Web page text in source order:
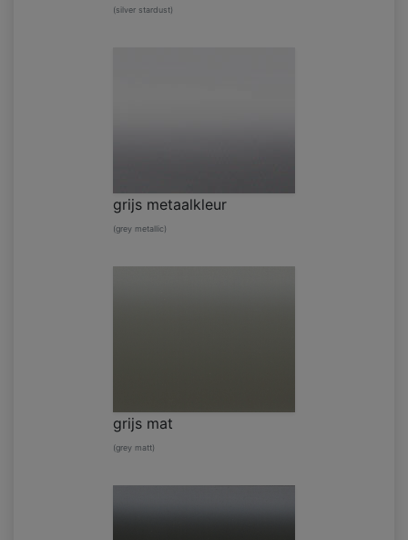
(silver stardust)
grijs metaalkleur
(grey metallic)
grijs mat
(grey matt)